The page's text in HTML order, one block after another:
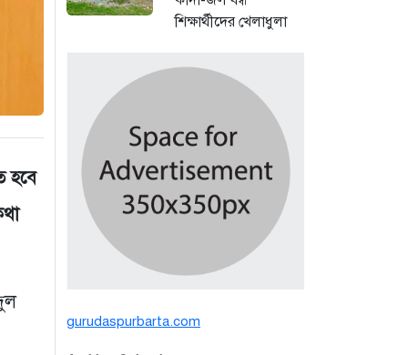
হবে
শিক্ষার্থীদের খেলাধুলা
১ দিন আগে
বর্ষার পানিতে টইটুম্বুর
চলনবিলে বাড়ছে ডিঙি
নৌকার চাহিদা
৩ দিন আগে
সিন্ডিকেটের কবজায়
পাটের বাজার, দাম
বিপর্যয়ে চাষীদের ক্ষোভ
gurudaspurbarta.com